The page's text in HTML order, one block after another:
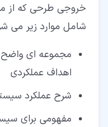
خروجی طرحی که از
شامل موارد زیر می
مجموعه ای واضح،
اهداف عملکردی
شرح عملکرد
مفهومی برای